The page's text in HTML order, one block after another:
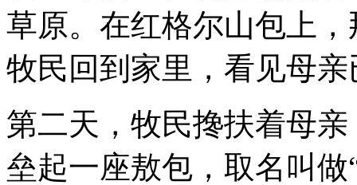
草原。在红格尔山包上
牧民回到家里，看见母
第二天，牧民搀扶着母
垒起一座敖包，取名叫